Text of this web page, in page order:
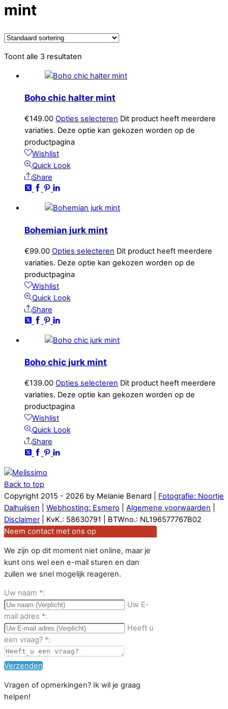
mint
Toont alle 3 resultaten
Boho chic halter mint
€149.00 Opties selecteren Dit product heeft meerdere
variaties. Deze optie kan gekozen worden op de
productpagina
Wishlist
Quick Look
Share
Bohemian jurk mint
€99.00 Opties selecteren Dit product heeft meerdere
variaties. Deze optie kan gekozen worden op de
productpagina
Wishlist
Quick Look
Share
Boho chic jurk mint
€139.00 Opties selecteren Dit product heeft meerdere
variaties. Deze optie kan gekozen worden op de
productpagina
Wishlist
Quick Look
Share
Back to top
Copyright 2015 - 2026 by Melanie Benard | Fotografie: Noortje
Dalhuijsen
Webhosting: Esmero Algemene voorwaarden
Disclaimer | KvK.: 58630791 | BTWno.: NL196577767B02
Neem contact met ons op
We zijn op dit moment niet online, maar je
kunt ons wel een e-mail sturen en dan
zullen we snel mogelijk reageren.
Uw naam *:
Uw E-
mail adres *:
Heeft u
een vraag? *:
Verzenden
Vragen of opmerkingen? Ik wil je graag
helpen!